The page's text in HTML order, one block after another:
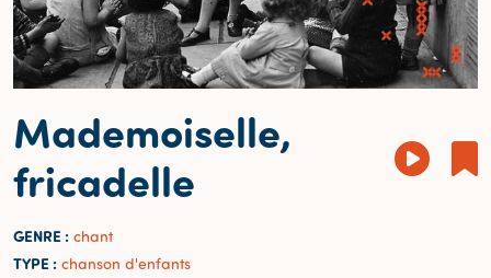
Mademoiselle,
fricadelle
GENRE : chant
TYPE : chanson d'enfants